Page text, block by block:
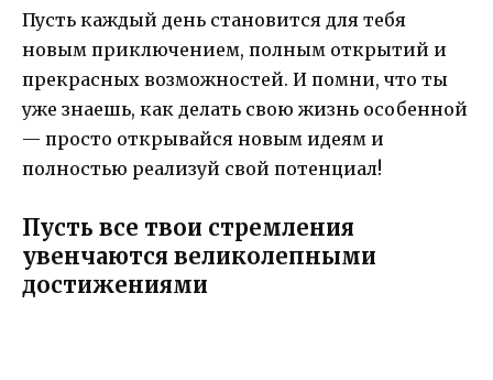
Пусть каждый день становится для тебя
новым приключением, полным открытий и
прекрасных возможностей. И помни, что ты
уже знаешь, как делать свою жизнь особенной
— просто открывайся новым идеям и
полностью реализуй свой потенциал!
Пусть все твои стремления
увенчаются великолепными
достижениями